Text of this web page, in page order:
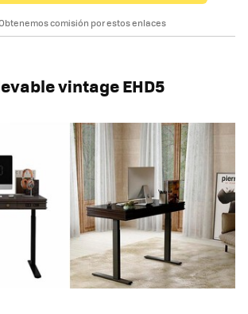
comisión por estos enlaces
vintage EHD5